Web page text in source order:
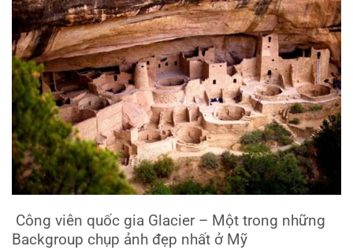
Công viên quốc gia Glacier – Một trong những
Backgroup chụp ảnh đẹp nhất ở Mỹ